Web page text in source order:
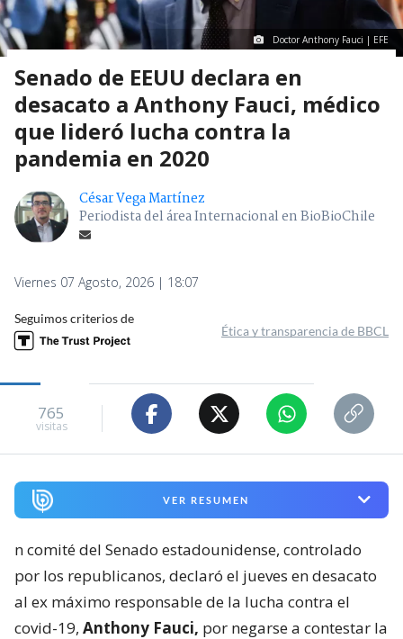
Doctor Anthony Fauci | EFE
Senado de EEUU declara en
desacato a Anthony Fauci, médico
que lideró lucha contra la
pandemia en 2020
César Vega Martínez
Periodista del área Internacional en BioBioChile
Viernes 07 Agosto, 2026 | 18:07
Seguimos criterios de
Ética y transparencia de BBCL
765
visitas
VER RESUMEN
n comité del Senado estadounidense, controlado
por los republicanos, declaró el jueves en desacato
al ex máximo responsable de la lucha contra el
covid-19, Anthony Fauci, por negarse a contestar la